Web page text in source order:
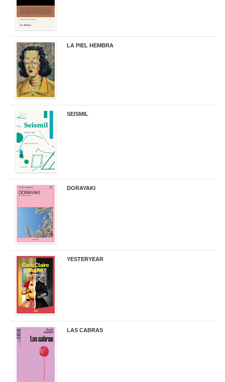
LA PIEL HEMBRA
SEISMIL
DORAYAKI
YESTERYEAR
LAS CABRAS